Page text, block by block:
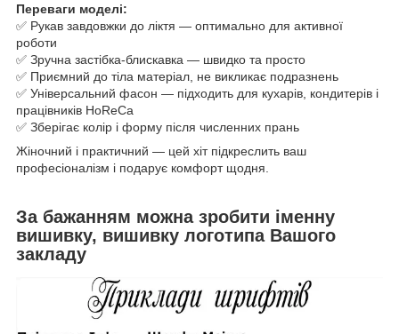
Переваги моделі:
✅ Рукав завдовжки до ліктя — оптимально для активної
роботи
✅ Зручна застібка-блискавка — швидко та просто
✅ Приємний до тіла матеріал, не викликає подразнень
✅ Універсальний фасон — підходить для кухарів, кондитерів і
працівників HoReCa
✅ Зберігає колір і форму після численних прань
Жіночний і практичний — цей хіт підкреслить ваш
професіоналізм і подарує комфорт щодня.
За бажанням можна зробити іменну
вишивку, вишивку логотипа Вашого
закладу